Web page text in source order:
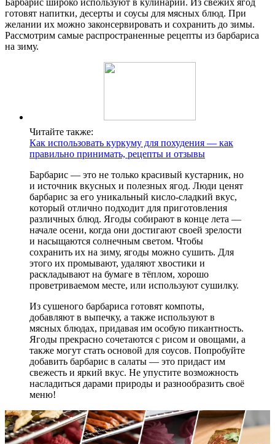
Барбарис широко используют в кулинарии. Из свежих ягод
готовят напитки, десерты и соусы для мясных блюд. При
желании их можно законсервировать и сохранить до зимы.
Рассмотрим самые распространенные рецепты из барбариса
на зиму.
Читайте также:
Как использовать куркуму для похудения — как
правильно принимать, рецепты и отзывы
Барбарис — это не только красивый кустарник, но
и источник вкусных и полезных ягод. Люди ценят
барбарис за его уникальный кисло-сладкий вкус,
который отлично подходит для приготовления
различных блюд. Ягоды собирают в конце лета —
начале осени, когда они достигают своей зрелости
и насыщаются солнечным светом. Чтобы
сохранить их на зиму, ягоды можно сушить. Для
этого их промывают, удаляют хвостики и
раскладывают на бумаге в тёплом, хорошо
проветриваемом месте, или используют сушилку.
Из сушеного барбариса готовят компоты,
добавляют в выпечку, а также используют в
мясных блюдах, придавая им особую пикантность.
Ягоды прекрасно сочетаются с рисом и овощами, а
также могут стать основой для соусов. Попробуйте
добавить барбарис в салаты — это придаст им
свежесть и яркий вкус. Не упустите возможность
насладиться дарами природы и разнообразить своё
меню!